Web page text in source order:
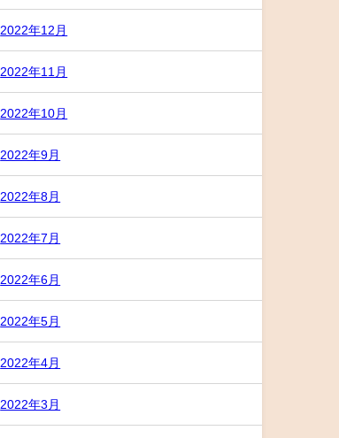
2022年12月
2022年11月
2022年10月
2022年9月
2022年8月
2022年7月
2022年6月
2022年5月
2022年4月
2022年3月